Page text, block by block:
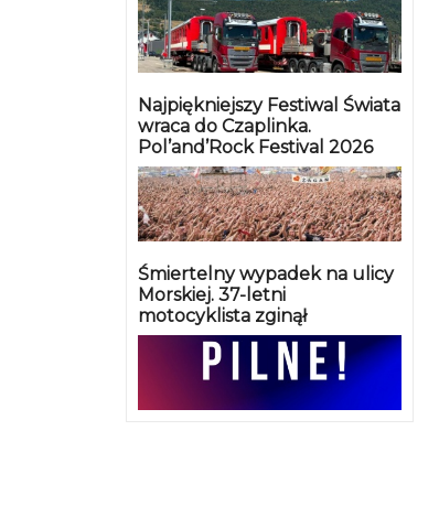
Najpiękniejszy Festiwal Świata
wraca do Czaplinka.
Pol’and’Rock Festival 2026
Śmiertelny wypadek na ulicy
Morskiej. 37-letni
motocyklista zginął